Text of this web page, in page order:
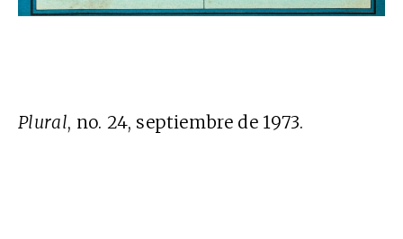
Plural, no. 24, septiembre de 1973.